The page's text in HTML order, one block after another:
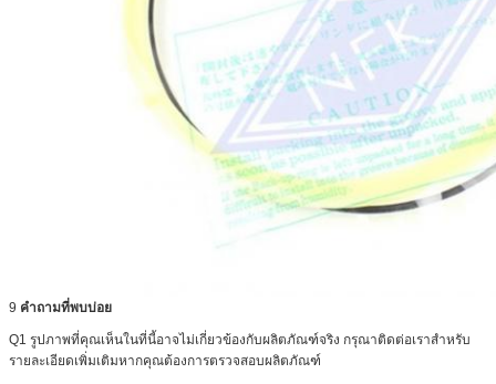
9 คำถามที่พบบ่อย
Q1 รูปภาพที่คุณเห็นในที่นี้อาจไม่เกี่ยวข้องกับผลิตภัณฑ์จริง กรุณาติดต่อเราสำหรับ
รายละเอียดเพิ่มเติมหากคุณต้องการตรวจสอบผลิตภัณฑ์